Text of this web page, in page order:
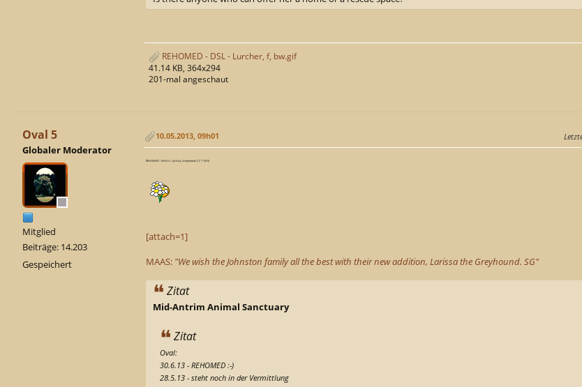
REHOMED - DSL - Lurcher, f, bw.gif
41.14 KB, 364x294
201-mal angeschaut
Oval 5
Globaler Moderator
Mitglied
Beiträge: 14.203
Gespeichert
10.05.2013, 09h01
REHOMED - MAAS - Larissa, Greyhound, f, f, *~2010
[attach=1]
MAAS: "We wish the Johnston family all the best with their new addition, Larissa the Greyhound. SG"
Zitat
Mid-Antrim Animal Sanctuary
Zitat
Oval:
30.6.13 - REHOMED :-)
28.5.13 - steht noch in der Vermittlung